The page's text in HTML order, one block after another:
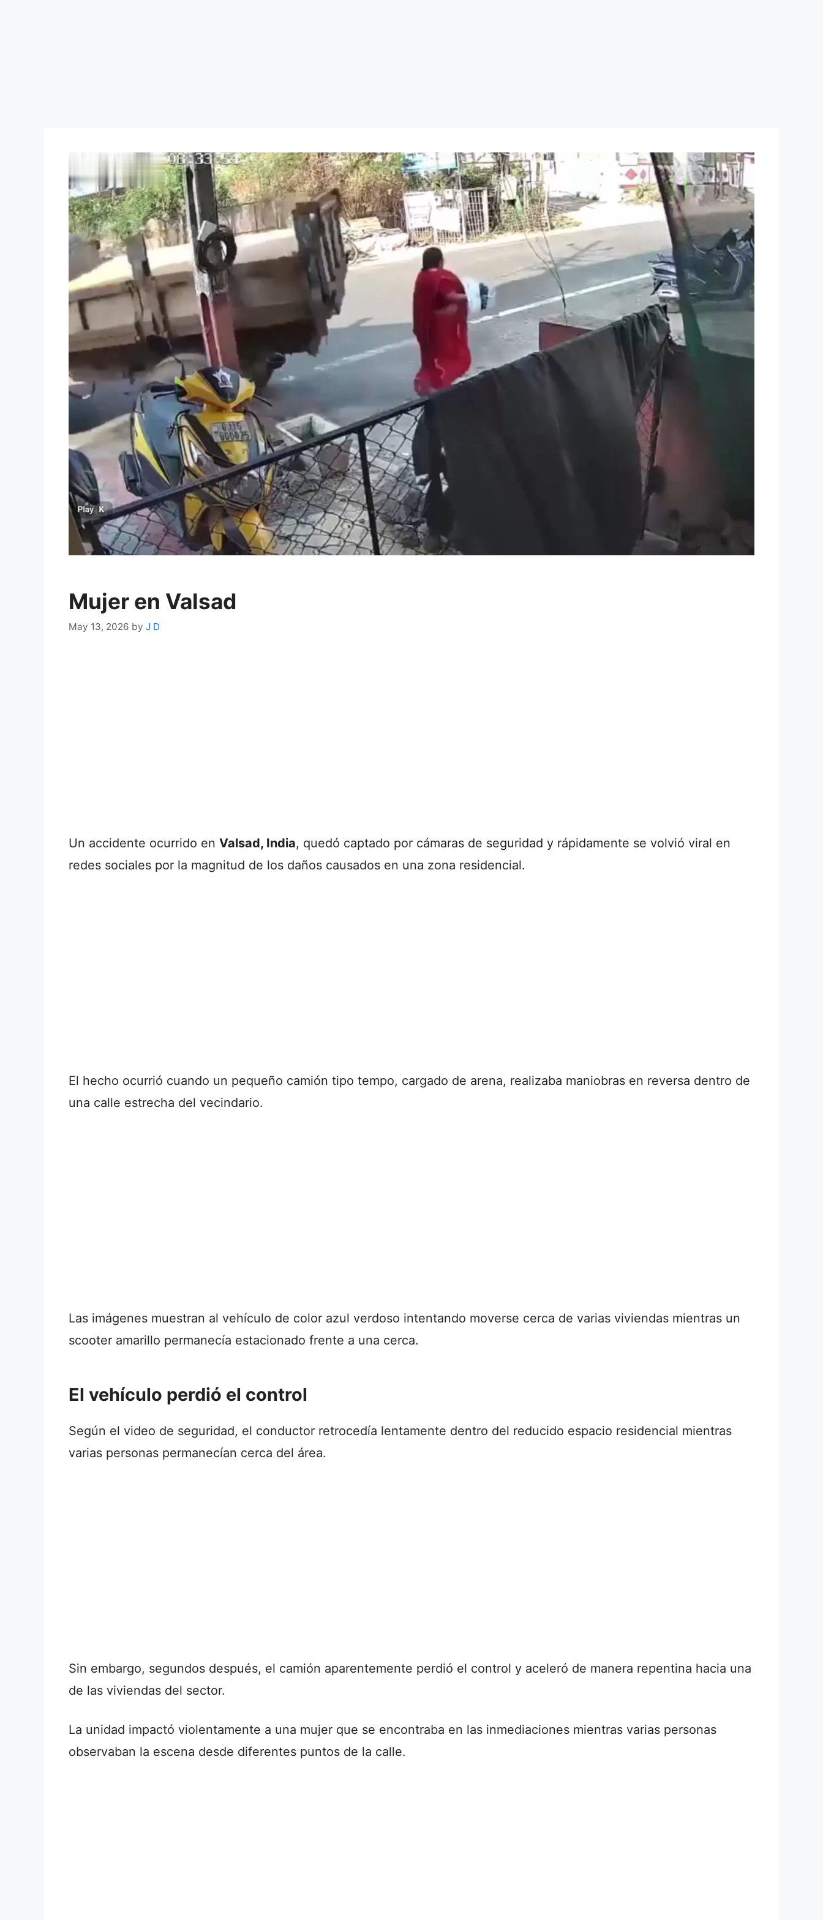
Mujer en Valsad
May 13, 2026 by J D
Un accidente ocurrido en Valsad, India, quedó captado por cámaras de seguridad y rápidamente se volvió viral en
redes sociales por la magnitud de los daños causados en una zona residencial.
El hecho ocurrió cuando un pequeño camión tipo tempo, cargado de arena, realizaba maniobras en reversa dentro de
una calle estrecha del vecindario.
Las imágenes muestran al vehículo de color azul verdoso intentando moverse cerca de varias viviendas mientras un
scooter amarillo permanecía estacionado frente a una cerca.
El vehículo perdió el control
Según el video de seguridad, el conductor retrocedía lentamente dentro del reducido espacio residencial mientras
varias personas permanecían cerca del área.
Sin embargo, segundos después, el camión aparentemente perdió el control y aceleró de manera repentina hacia una
de las viviendas del sector.
La unidad impactó violentamente a una mujer que se encontraba en las inmediaciones mientras varias personas
observaban la escena desde diferentes puntos de la calle.